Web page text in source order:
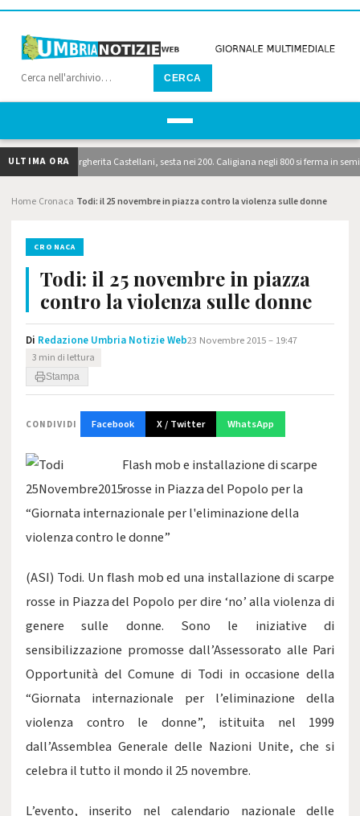
CERCA
ULTIMA ORA
brilla Margherita Castellani, sesta nei 200. Caligiana negli 800 si ferma in
Home Cronaca Todi: il 25 novembre in piazza contro la violenza sulle donne
CRONACA
Todi: il 25 novembre in piazza
contro la violenza sulle donne
Di Redazione Umbria Notizie Web23 Novembre 2015 – 19:47
3 min di lettura
Stampa
CONDIVIDI Facebook X / Twitter WhatsApp
Flash mob e installazione di scarpe
rosse in Piazza del Popolo per la
“Giornata internazionale per l'eliminazione della
violenza contro le donne”
(ASI) Todi. Un flash mob ed una installazione di scarpe
rosse in Piazza del Popolo per dire ‘no’ alla violenza di
genere sulle donne. Sono le iniziative di
sensibilizzazione promosse dall’Assessorato alle Pari
Opportunità del Comune di Todi in occasione della
“Giornata internazionale per l’eliminazione della
violenza contro le donne”, istituita nel 1999
dall’Assemblea Generale delle Nazioni Unite, che si
celebra il tutto il mondo il 25 novembre.
L’evento, inserito nel calendario nazionale delle